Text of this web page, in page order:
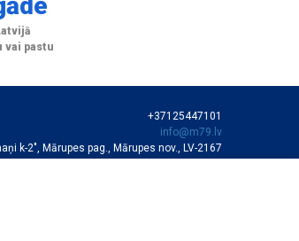
vai pastu
+37125447101
info@m79.lv
k-2", Mārupes pag., Mārupes nov., LV-2167